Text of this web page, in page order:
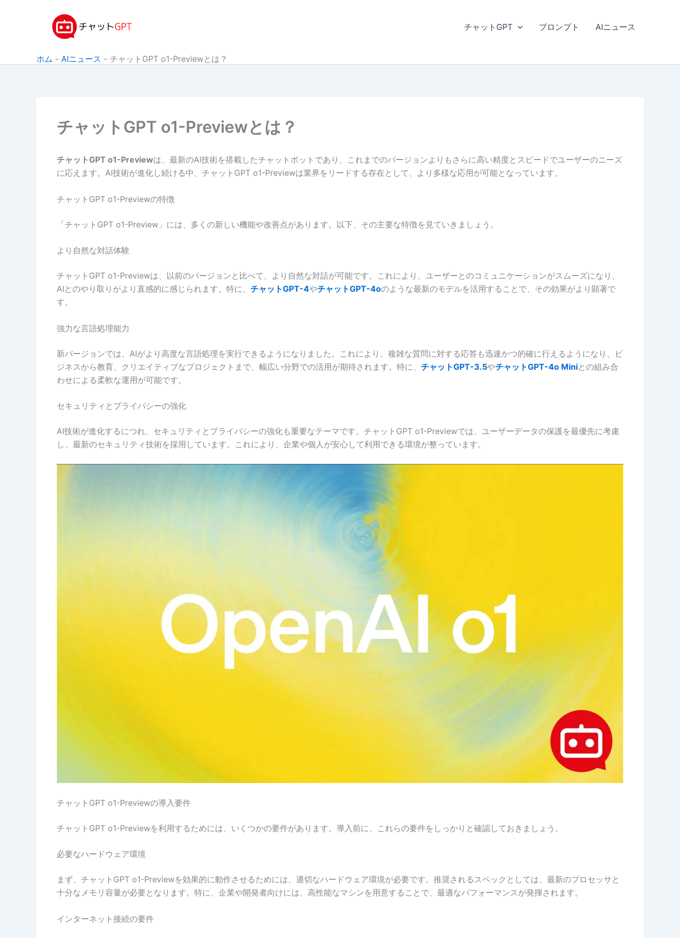
チャットGPT プロンプト AIニュース
ホム - AIニュース - チャットGPT o1-Previewとは？
チャットGPT o1-Previewとは？
チャットGPT o1-Previewは、最新のAI技術を搭載したチャットボットであり、これまでのバージョンよりもさらに高い精度とスピードでユーザーのニーズ
に応えます。AI技術が進化し続ける中、チャットGPT o1-Previewは業界をリードする存在として、より多様な応用が可能となっています。
チャットGPT o1-Previewの特徴
「チャットGPT o1-Preview」には、多くの新しい機能や改善点があります。以下、その主要な特徴を見ていきましょう。
より自然な対話体験
チャットGPT o1-Previewは、以前のバージョンと比べて、より自然な対話が可能です。これにより、ユーザーとのコミュニケーションがスムーズになり、
AIとのやり取りがより直感的に感じられます。特に、 チャットGPT-4やチャットGPT-4oのような最新のモデルを活用することで、その効果がより顕著で
す。
強力な言語処理能力
新バージョンでは、AIがより高度な言語処理を実行できるようになりました。これにより、複雑な質問に対する応答も迅速かつ的確に行えるようになり、ビ
ジネスから教育、クリエイティブなプロジェクトまで、幅広い分野での活用が期待されます。特に、 チャットGPT-3.5やチャットGPT-4o Miniとの組み合
わせによる柔軟な運用が可能です。
セキュリティとプライバシーの強化
AI技術が進化するにつれ、セキュリティとプライバシーの強化も重要なテーマです。チャットGPT o1-Previewでは、ユーザーデータの保護を最優先に考慮
し、最新のセキュリティ技術を採用しています。これにより、企業や個人が安心して利用できる環境が整っています。
チャットGPT o1-Previewの導入要件
チャットGPT o1-Previewを利用するためには、いくつかの要件があります。導入前に、これらの要件をしっかりと確認しておきましょう。
必要なハードウェア環境
まず、チャットGPT o1-Previewを効果的に動作させるためには、適切なハードウェア環境が必要です。推奨されるスペックとしては、最新のプロセッサと
十分なメモリ容量が必要となります。特に、企業や開発者向けには、高性能なマシンを用意することで、最適なパフォーマンスが発揮されます。
インターネット接続の要件